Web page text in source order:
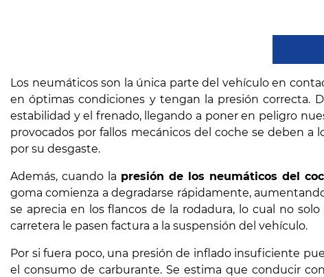
Los neumáticos son la única parte del vehículo en
en óptimas condiciones y tengan la presión correcta.
estabilidad y el frenado, llegando a poner en peligro
provocados por fallos mecánicos del coche se deben
por su desgaste.
Además, cuando la presión de los neumáticos del
goma comienza a degradarse rápidamente,
se aprecia en los flancos de la rodadura, lo cual no
carretera le pasen factura a la suspensión del vehículo.
Por si fuera poco, una presión de inflado insuficiente
el consumo de carburante. Se estima que conducir